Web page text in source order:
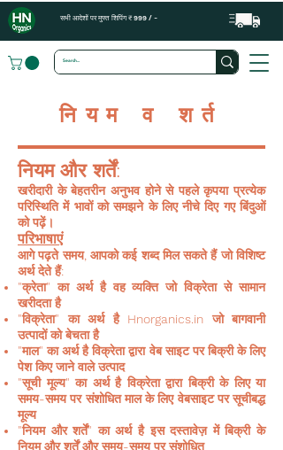
सभी आदेशों पर मुफ्त शिपिंग ₹ 999 / -
नियम व शर्त
नियम और शर्तें:
खरीदारी के बेहतरीन अनुभव होने से पहले कृपया प्रत्येक
परिस्थिति में भावों को समझने के लिए नीचे दिए गए बिंदुओं
को पढ़ें।
परिभाषाएं
आगे पढ़ते समय, आपको कई शब्द मिल सकते हैं जो विशिष्ट
अर्थ देते हैं:
"क्रेता" का अर्थ है वह व्यक्ति जो विक्रेता से सामान
खरीदता है
"विक्रेता" का अर्थ है Hnorganics.in जो बागवानी
उत्पादों को बेचता है
"माल" का अर्थ है विक्रेता द्वारा वेब साइट पर बिक्री के लिए
पेश किए जाने वाले उत्पाद
"सूची मूल्य" का अर्थ है विक्रेता द्वारा बिक्री के लिए या
समय-समय पर संशोधित माल के लिए वेबसाइट पर सूचीबद्ध
मूल्य
"नियम और शर्तें" का अर्थ है इस दस्तावेज़ में बिक्री के
नियम और शर्तें और समय-समय पर संशोधित